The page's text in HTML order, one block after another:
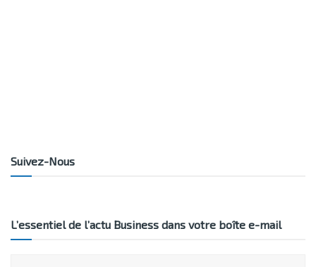
Suivez-Nous
L’essentiel de l’actu Business dans votre boîte e-mail